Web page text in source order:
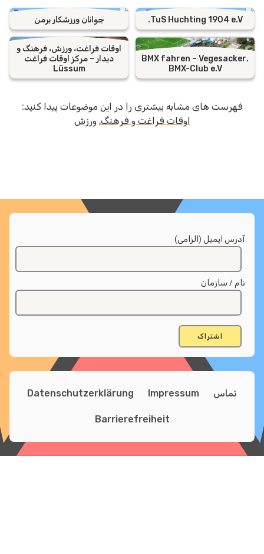
TuS Huchting 1904 جوانان ورزشکار برمن
.BMX fahren –
BMX-Club e.V
اوقات فراغت، ورزش، فرهنگ و
دیدار – مرکز اوقات فراغت
Lüssum
های مشابه بیشتری را در این موضوعات پیدا کنید:
اوقات فراغت و فرهنگ,ورزش
ایمیل (الزامی)
/ سازمان
Impressum
Datenschutzerklärung
Barrierefreiheit